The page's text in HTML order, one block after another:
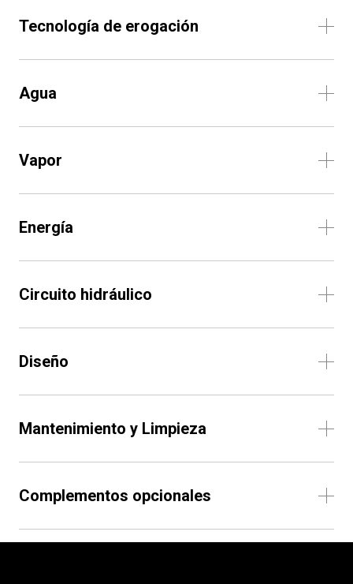
Tecnología de erogación
Agua
Vapor
Energía
Circuito hidráulico
Diseño
Mantenimiento y Limpieza
Complementos opcionales